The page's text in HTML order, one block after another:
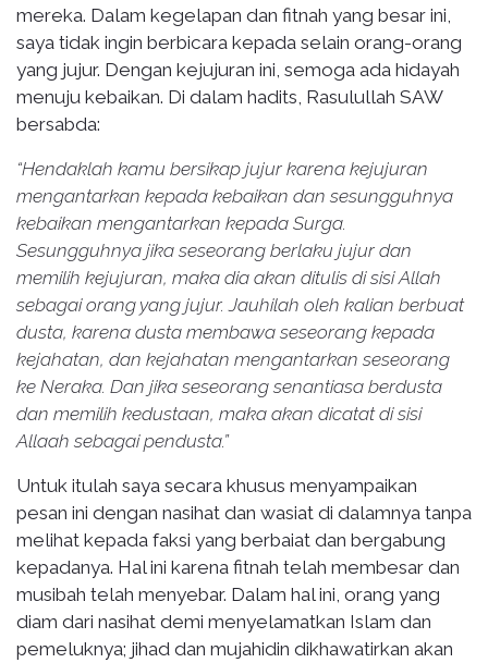
mereka. Dalam kegelapan dan fitnah yang besar ini,
saya tidak ingin berbicara kepada selain orang-orang
yang jujur. Dengan kejujuran ini, semoga ada hidayah
menuju kebaikan. Di dalam hadits, Rasulullah SAW
bersabda:
“Hendaklah kamu bersikap jujur karena kejujuran
mengantarkan kepada kebaikan dan sesungguhnya
kebaikan mengantarkan kepada Surga.
Sesungguhnya jika seseorang berlaku jujur dan
memilih kejujuran, maka dia akan ditulis di sisi Allah
sebagai orang yang jujur. Jauhilah oleh kalian berbuat
dusta, karena dusta membawa seseorang kepada
kejahatan, dan kejahatan mengantarkan seseorang
ke Neraka. Dan jika seseorang senantiasa berdusta
dan memilih kedustaan, maka akan dicatat di sisi
Allaah sebagai pendusta.”
Untuk itulah saya secara khusus menyampaikan
pesan ini dengan nasihat dan wasiat di dalamnya tanpa
melihat kepada faksi yang berbaiat dan bergabung
kepadanya. Hal ini karena fitnah telah membesar dan
musibah telah menyebar. Dalam hal ini, orang yang
diam dari nasihat demi menyelamatkan Islam dan
pemeluknya; jihad dan mujahidin dikhawatirkan akan